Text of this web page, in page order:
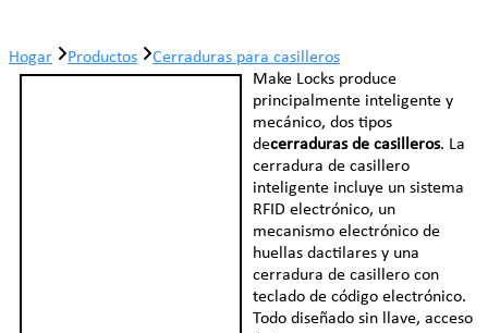
Hogar Productos
Cerraduras para casilleros
Make Locks produce
principalmente inteligente y
mecánico, dos tipos
decerraduras de casilleros. La
cerradura de casillero
inteligente incluye un sistema
RFID electrónico, un
mecanismo electrónico de
huellas dactilares y una
cerradura de casillero con
teclado de código electrónico.
Todo diseñado sin llave, acceso